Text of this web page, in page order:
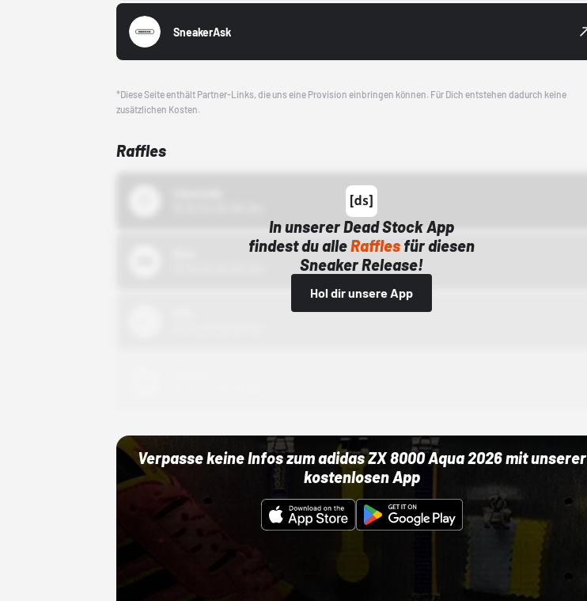
SneakerAsk
*Diese Seite enthält Partner-Links, die uns eine Provision einbringen können. Für Dich entstehen dadurch keine
zusätzlichen Kosten.
Raffles
In unserer Dead Stock App
findest du alleRaffles für diesen
Sneaker Release!
Hol dir unsere App
Verpasse keine Infos zum adidas ZX 8000 Aqua 2026 mit unserer
kostenlosen App